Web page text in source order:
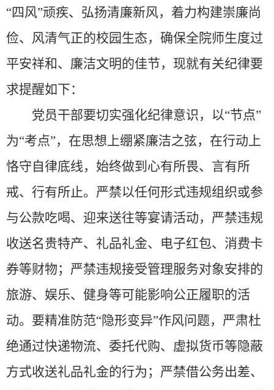
“四风”顽疾、弘扬清廉新风，着力构建崇廉尚
俭、风清气正的校园生态，确保全院师生度过
平安祥和、廉洁文明的佳节，现就有关纪律要
求提醒如下：
党员干部要切实强化纪律意识，以“节点”
为“考点”，在思想上绷紧廉洁之弦，在行动上
恪守自律底线，始终做到心有所畏、言有所
戒、行有所止。严禁以任何形式违规组织或参
与公款吃喝、迎来送往等宴请活动，严禁违规
收送名贵特产、礼品礼金、电子红包、消费卡
券等财物；严禁违规接受管理服务对象安排的
旅游、娱乐、健身等可能影响公正履职的活
动。要精准防范“隐形变异”作风问题，严肃杜
绝通过快递物流、委托代购、虚拟货币等隐蔽
方式收送礼品礼金的行为；严禁借公务出差、